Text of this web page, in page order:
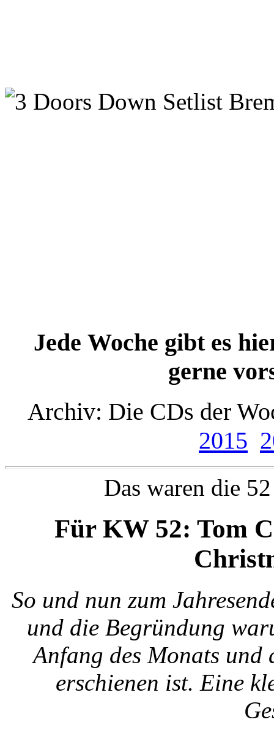
Jede Woche gibt es
gerne
Archiv: Die CDs der
2015
Das waren die
Für KW 52: Tom
So und nun zum
und die Begründung
Anfang des Monats
erschienen ist. Eine